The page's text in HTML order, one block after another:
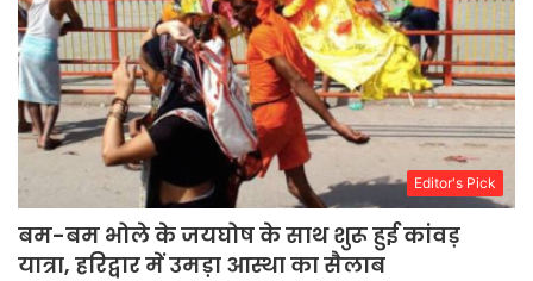
Editor's Pick
बम-बम भोले के जयघोष के साथ शुरू हुई कांवड़
यात्रा, हरिद्वार में उमड़ा आस्था का सैलाब